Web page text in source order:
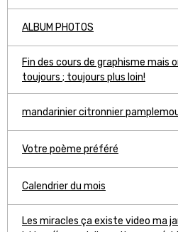
ALBUM PHOTOS
Fin des cours de graphisme mais
toujours ; toujours plus loin!
mandarinier citronnier
Votre poème préféré
Calendrier du mois
Les miracles ça existe video ma